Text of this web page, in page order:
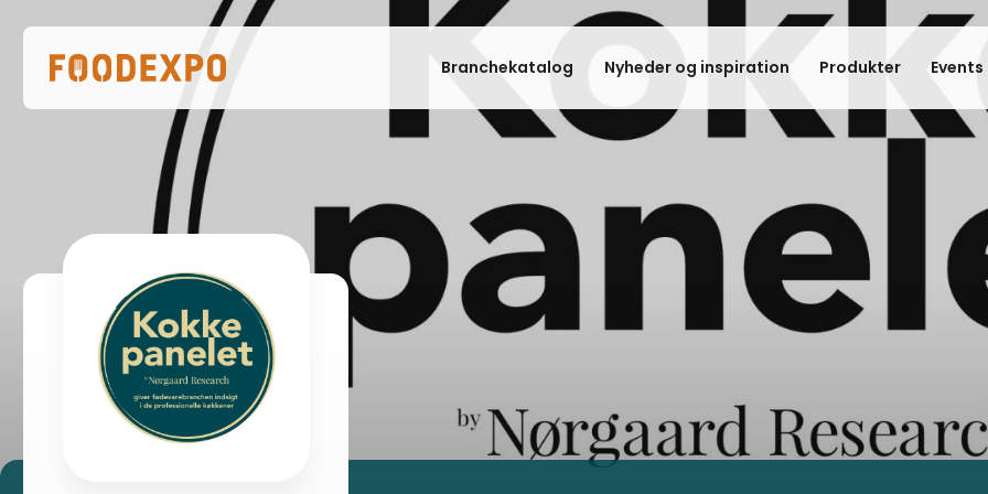
Branchekatalog Nyheder og inspiration Produkter